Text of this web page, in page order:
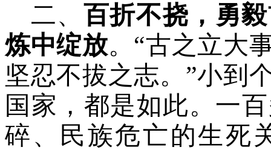
二、 百折不挠，勇
炼中绽放。 “古之立大
坚忍不拔之志。”小到
国家，都是如此。一
碎、民族危亡的生死